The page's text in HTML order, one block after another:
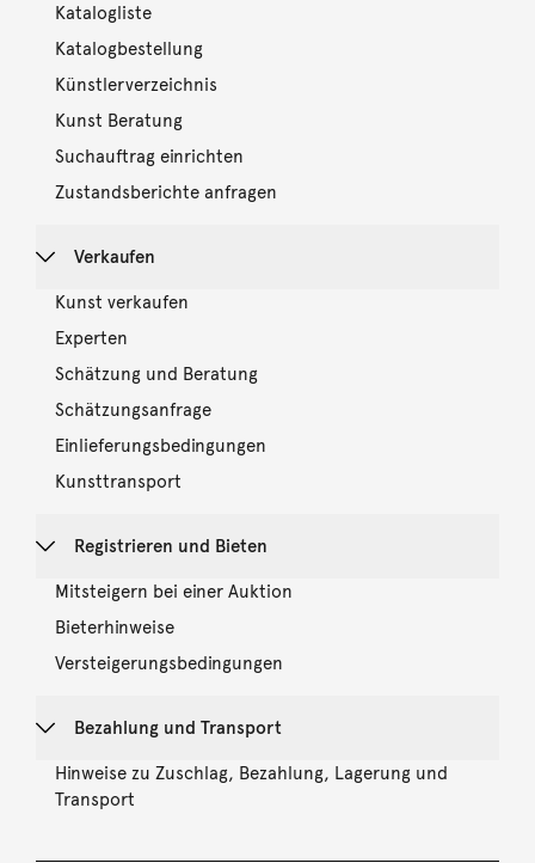
Katalogliste
Katalogbestellung
Künstlerverzeichnis
Kunst Beratung
Suchauftrag einrichten
Zustandsberichte anfragen
Verkaufen
Kunst verkaufen
Experten
Schätzung und Beratung
Schätzungsanfrage
Einlieferungsbedingungen
Kunsttransport
Registrieren und Bieten
Mitsteigern bei einer Auktion
Bieterhinweise
Versteigerungsbedingungen
Bezahlung und Transport
Hinweise zu Zuschlag, Bezahlung, Lagerung und
Transport